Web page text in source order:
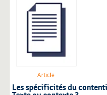
Article
Les spécificités du